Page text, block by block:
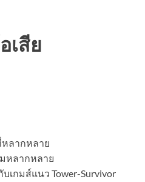
เสีย
หลากหลาย
หลากหลาย
เกมส์แนว Tower-Survivor